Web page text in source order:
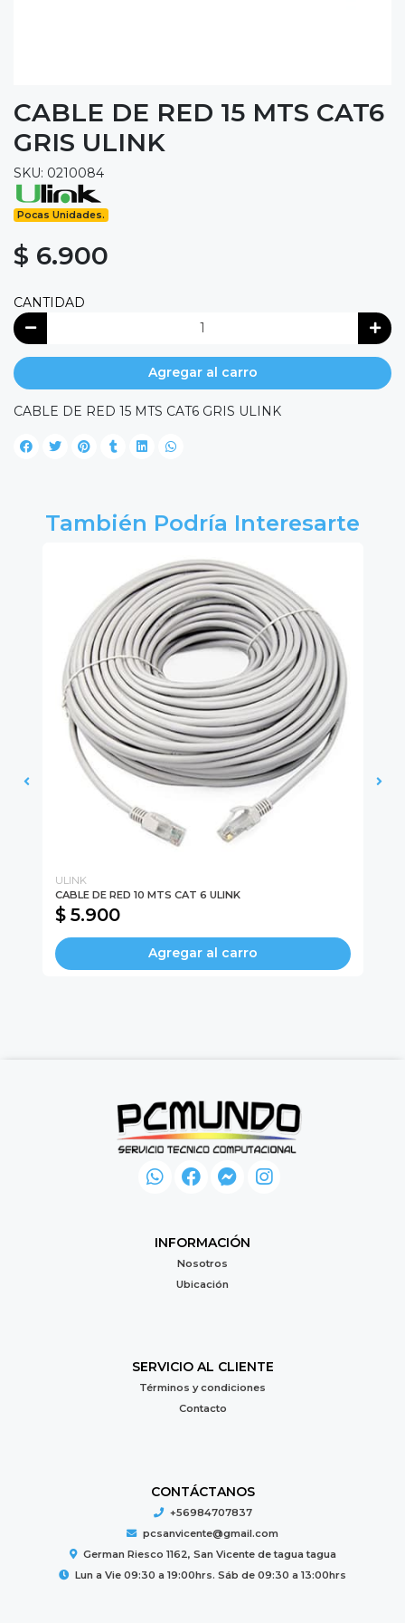
CABLE DE RED 15 MTS CAT6
GRIS ULINK
SKU: 0210084
Pocas Unidades.
$ 6.900
CANTIDAD
Agregar al carro
CABLE DE RED 15 MTS CAT6 GRIS ULINK
También Podría Interesarte
ULINK
CABLE DE RED 10 MTS CAT 6 ULINK
$ 5.900
Agregar al carro
INFORMACIÓN
Nosotros
Ubicación
SERVICIO AL CLIENTE
Términos y condiciones
Contacto
CONTÁCTANOS
+56984707837
pcsanvicente@gmail.com
German Riesco 1162, San Vicente de tagua tagua
Lun a Vie 09:30 a 19:00hrs. Sáb de 09:30 a 13:00hrs